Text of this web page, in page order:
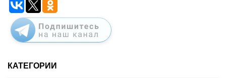
КАТЕГОРИИ